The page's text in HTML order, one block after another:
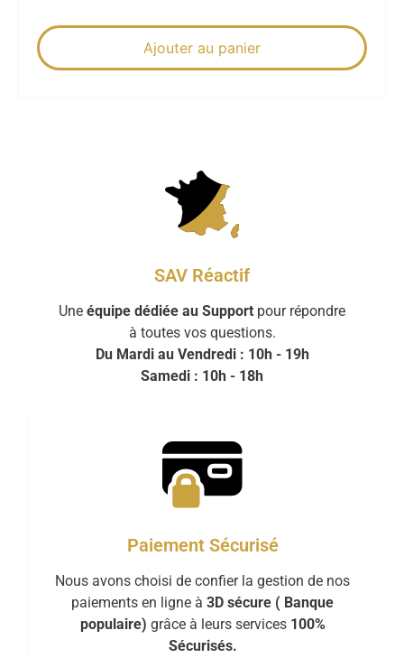
Ajouter au panier
SAV Réactif
Une équipe dédiée au Support pour répondre
à toutes vos questions.
Du Mardi au Vendredi : 10h - 19h
Samedi : 10h - 18h
Paiement Sécurisé
Nous avons choisi de confier la gestion de nos
paiements en ligne à 3D sécure ( Banque
populaire) grâce à leurs services 100%
Sécurisés.